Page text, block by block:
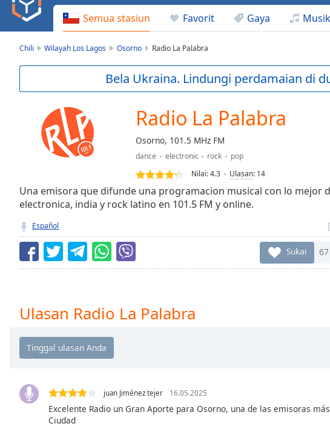
Backward
Skip
Current
Seek to
currently
LIVE
Remaining
Playback
Rate
Chapters
Chapters
Descriptions
descriptions
Semua stasiun Favorit Gaya Musik
Chili Wilayah Los Lagos Osorno Radio La Palabra
Bela Ukraina. Lindungi perdamaian di
Radio La Palabra
Osorno, 101.5 MHz FM
dance electronic rock
pop
Nilai:4.3 Ulasan: 14
Una emisora que difunde una programacion musical con lo mejor
electronica, india y rock latino en 101.5 FM y online.
Español
Sukai 67
Ulasan Radio La Palabra
juan Jiménez tejer 16.05.2025
Excelente Radio un Gran Aporte para Osorno, una de las emisoras
Ciudad